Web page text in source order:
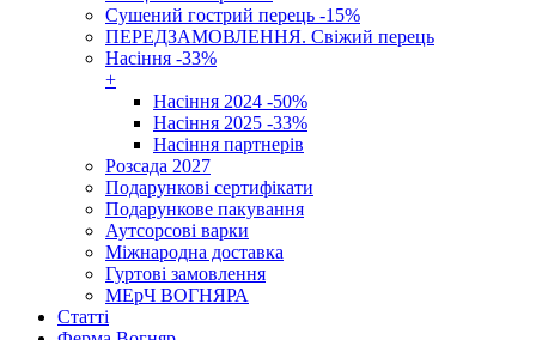
Сушений гострий перець -15%
ПЕРЕДЗАМОВЛЕННЯ. Свіжий перець
Насіння -33%
+
Насіння 2024 -50%
Насіння 2025 -33%
Насіння партнерів
Розсада 2027
Подарункові сертифікати
Подарункове пакування
Аутсорсові варки
Міжнародна доставка
Гуртові замовлення
МЕрЧ ВОГНЯРА
Cтатті